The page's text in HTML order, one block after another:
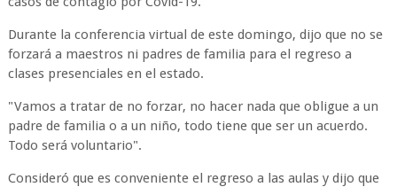
Durante la conferencia virtual de este domingo, dijo que no se
forzará a maestros ni padres de familia para el regreso a
clases presenciales en el estado.
"Vamos a tratar de no forzar, no hacer nada que obligue a un
padre de familia o a un niño, todo tiene que ser un acuerdo.
Todo será voluntario".
Consideró que es conveniente el regreso a las aulas y dijo que